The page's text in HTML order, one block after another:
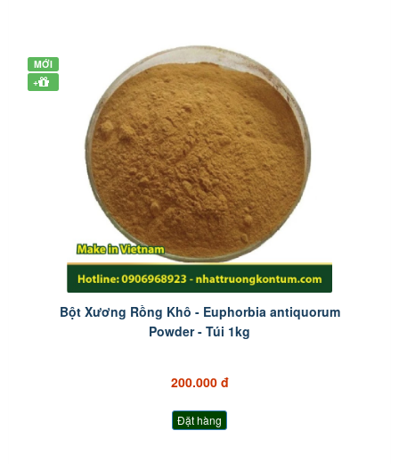
MỚI
+
Bột Xương Rồng Khô - Euphorbia antiquorum
Powder - Túi 1kg
200.000 đ
Đặt hàng